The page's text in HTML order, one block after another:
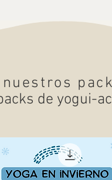
de yogui-